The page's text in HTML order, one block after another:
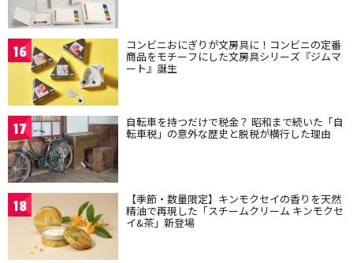
16 コンビニおにぎりが文房具に！コンビニの定番
商品をモチーフにした文房具シリーズ『ジムマ
ート』誕生
17 自転車を持つだけで税金？ 昭和まで続いた「自
転車税」の意外な歴史と脱税が横行した理由
18 【季節・数量限定】キンモクセイの香りを天然
精油で再現した「スチームクリーム キンモクセ
イ&茶」新登場